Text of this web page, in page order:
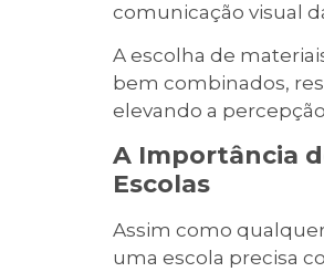
comunicação visual
A escolha de
bem combinados,
elevando a
A Importância
Escolas
Assim como
uma escola precisa